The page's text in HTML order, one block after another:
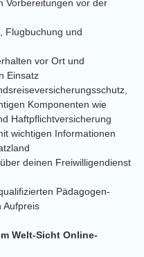
Vorbereitungen vor der
Flugbuchung und
vor Ort und
Einsatz
Komponenten wie
Haftpflichtversicherung
wichtigen Informationen
deinen Freiwilligendienst
Pädagogen-
Aufpreis
Welt-Sicht Online-